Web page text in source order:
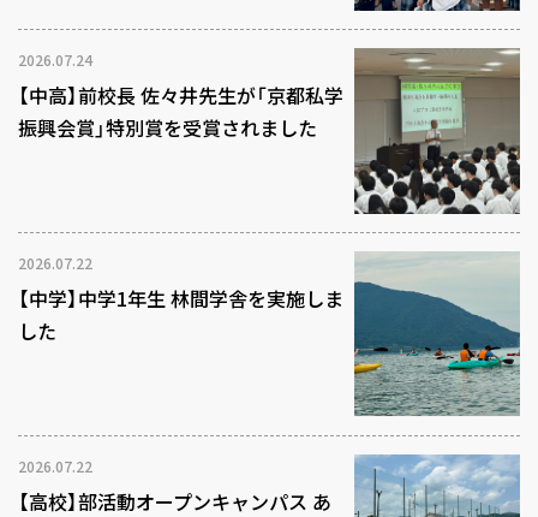
2026.07.24
【中高】前校長 佐々井先生が「京都私学
振興会賞」特別賞を受賞されました
2026.07.22
【中学】中学1年生 林間学舎を実施しま
した
2026.07.22
【高校】部活動オープンキャンパス あ